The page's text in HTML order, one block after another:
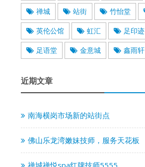
禅城 站街 竹怡堂
英伦公馆 虹汇 足印迹
足语堂 金意城 鑫雨轩
近期文章
南海横岗市场新的站街点
佛山乐龙湾嫩妹技师，服务天花板
禅城禅悦spa红牌技师5555